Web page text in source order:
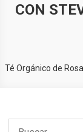
contenido
CON
Té Orgánico de